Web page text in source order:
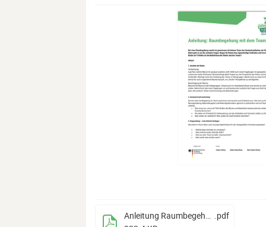
Anleitung Raumbegehung (3) .pdf